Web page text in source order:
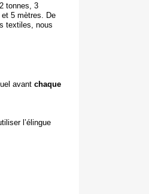
tonnes, 3
5 mètres. De
textiles, nous
avant chaque
l’élingue